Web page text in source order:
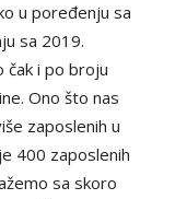
u poređenju sa
sa 2019.
čak i po broju
Ono što nas
zaposlenih u
400 zaposlenih
sa skoro